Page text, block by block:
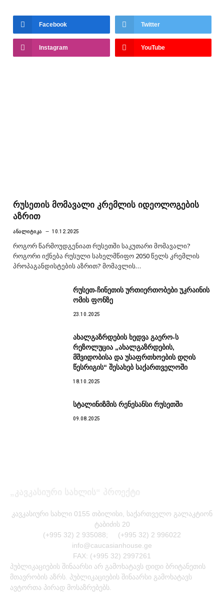
Facebook Twitter
Instagram YouTube
რუსეთის მომავალი კრემლის იდეოლოგების
აზრით
ᲐᲜᲐᲚᲘᲢᲘᲙᲐ 10.12.2025
როგორ წარმოუდგენიათ რუსეთში საკუთარი მომავალი?
როგორი იქნება რუსული სახელმწიფო 2050 წელს კრემლის
პროპაგანდისტების აზრით? მომავლის…
რუსეთ-ჩინეთის ურთიერთობები უკრაინის
ომის ფონზე
23.10.2025
ახალგაზრდების ხედვა გაერო-ს
რეზოლუცია „ახალგაზრდების,
მშვიდობისა და უსაფრთხოების დღის
წესრიგის“ შესახებ საქართველოში
18.10.2025
სტალინიზმის რენესანსი რუსეთში
09.08.2025
კავკასიური სახლი 0155 თბილისი, საქართველო გალაკტიონ
ტაბიძის 20
(+995 32) 2 935088; (+995 32) 2 996022
info@caucasianhouse.ge
FAX: (+995 32) 2997261
პუბლიკაციების შინაარსი არ გამოხატავს დიდი ბრიტანეთის
მთავრობის აზრს. პუბლიკაციების შინაარსი გამოხატავს
ავტორთა პირად მოსაზრებებს.